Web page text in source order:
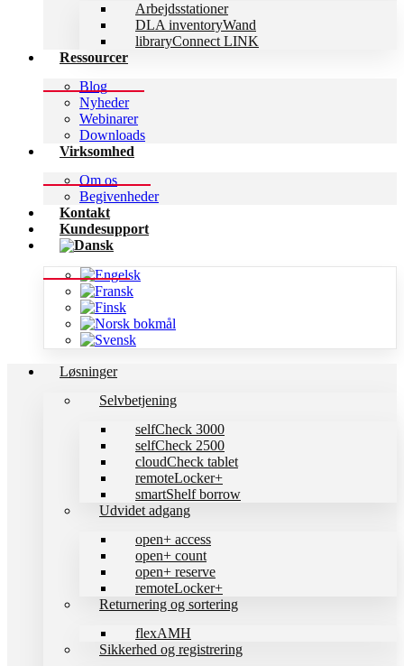
Arbejdsstationer
DLA inventoryWand
libraryConnect LINK
Ressourcer
Blog
Nyheder
Webinarer
Downloads
Virksomhed
Om os
Begivenheder
Kontakt
Kundesupport
Løsninger
Selvbetjening
selfCheck 3000
selfCheck 2500
cloudCheck tablet
remoteLocker+
smartShelf borrow
Udvidet adgang
open+ access
open+ count
open+ reserve
remoteLocker+
Returnering og sortering
flexAMH
Sikkerhed og registrering